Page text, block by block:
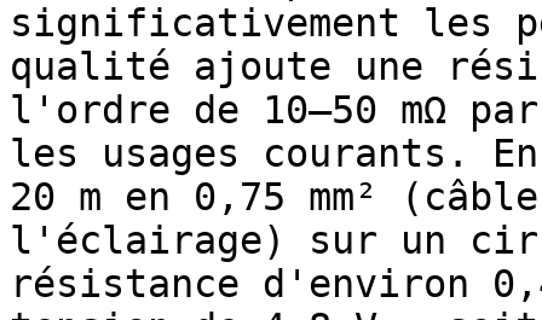
significativement les
qualité ajoute une
l'ordre de 10–50 mΩ
les usages courants.
20 m en 0,75 mm²
l'éclairage) sur un
résistance d'environ